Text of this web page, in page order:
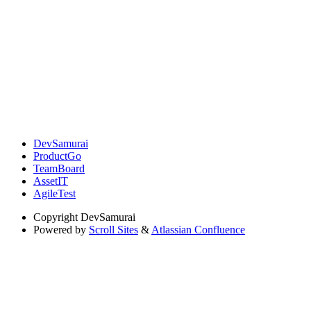
DevSamurai
ProductGo
TeamBoard
AssetIT
AgileTest
Copyright DevSamurai
Powered by Scroll Sites & Atlassian Confluence